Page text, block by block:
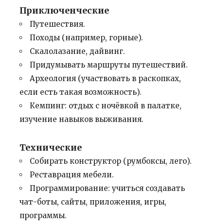
Приключенческие
Путешествия.
Походы (например, горные).
Скалолазание, дайвинг.
Придумывать маршруты путешествий.
Археология (участвовать в раскопках,
если есть такая возможность).
Кемпинг: отдых с ночёвкой в палатке,
изучение навыков выживания.
Технические
Собирать конструктор (румбоксы, лего).
Реставрация мебели.
Программирование: учиться создавать
чат-боты, сайты, приложения, игры,
программы.